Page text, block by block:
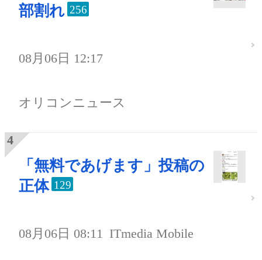
部割れ 256
08月06日 12:17
オリコンニュース
「無料であげます」投稿の
正体 129
08月06日 08:11 ITmedia Mobile